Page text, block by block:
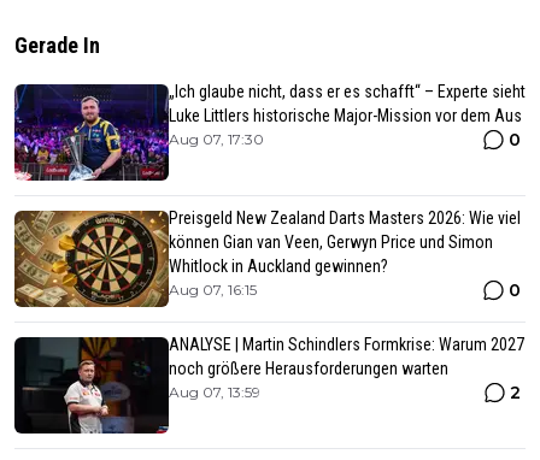
Gerade In
„Ich glaube nicht, dass er es schafft“ – Experte sieht
Luke Littlers historische Major-Mission vor dem Aus
Aug 07, 17:30 0
Preisgeld New Zealand Darts Masters 2026: Wie viel
können Gian van Veen, Gerwyn Price und Simon
Whitlock in Auckland gewinnen?
Aug 07, 16:15 0
ANALYSE | Martin Schindlers Formkrise: Warum 2027
noch größere Herausforderungen warten
Aug 07, 13:59 2